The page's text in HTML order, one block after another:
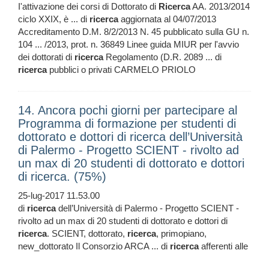
I'attivazione dei corsi di Dottorato di RicercaAA. 2013/2014
ciclo XXIX, è ... di ricercaaggiornata al 04/07/2013
Accreditamento D.M. 8/2/2013 N. 45 pubblicato sulla GU n.
104 ... /2013, prot. n. 36849 Linee guida MIUR per l'avvio
dei dottorati di ricercaRegolamento (D.R. 2089 ... di
ricercapubblici o privati CARMELO PRIOLO
14. Ancora pochi giorni per partecipare al
Programma di formazione per studenti di
dottorato e dottori di ricerca dell’Università
di Palermo - Progetto SCIENT - rivolto ad
un max di 20 studenti di dottorato e dottori
di ricerca. (75%)
25-lug-2017 11.53.00
di ricercadell’Università di Palermo - Progetto SCIENT -
rivolto ad un max di 20 studenti di dottorato e dottori di
ricerca. SCIENT, dottorato, ricerca, primopiano,
new_dottorato Il Consorzio ARCA ... di ricercaafferenti alle